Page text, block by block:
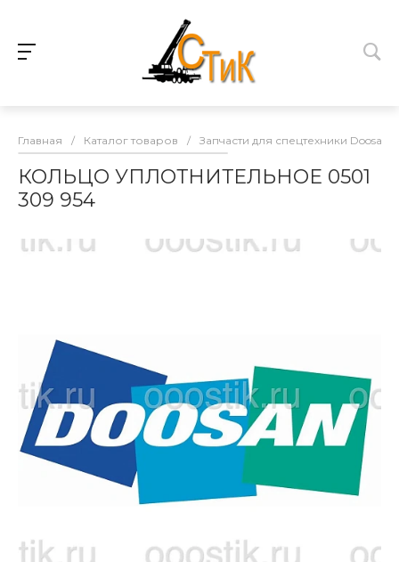
Главная / Каталог товаров / Запчасти для спецтехники Doosan
КОЛЬЦО УПЛОТНИТЕЛЬНОЕ 0501
309 954